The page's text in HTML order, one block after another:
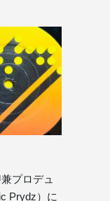
プロデュ
Prydz）に